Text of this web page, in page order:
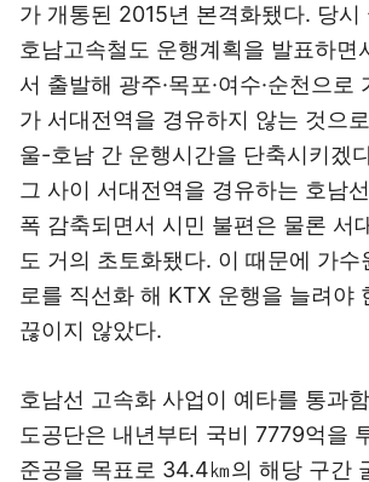
가 개통된 2015년 본격화됐다. 당시
호남고속철도 운행계획을 발표하면
서 출발해 광주·목포·여수·순천으로
가 서대전역을 경유하지 않는 것으
울-호남 간 운행시간을 단축시키겠
그 사이 서대전역을 경유하는 호남
폭 감축되면서 시민 불편은 물론 서
도 거의 초토화됐다. 이 때문에 가수
로를 직선화 해 KTX 운행을 늘려야
끊이지 않았다.
호남선 고속화 사업이 예타를 통과
도공단은 내년부터 국비 7779억을
준공을 목표로 34.4㎞의 해당 구간